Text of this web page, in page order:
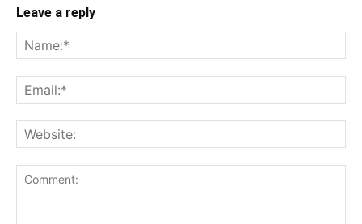
Leave a reply